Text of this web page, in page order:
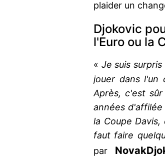
plaider un
Djokovic
l'Euro ou la
« Je suis surpris
jouer dans l'un
Après, c'est
années
la Coupe
faut faire
par Novak